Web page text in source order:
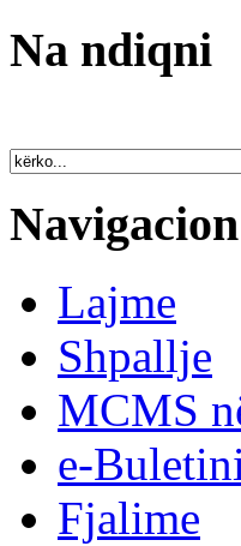
Na ndiqni
Navigacion
Lajme
Shpallje
MCMS
e-
Fjalime